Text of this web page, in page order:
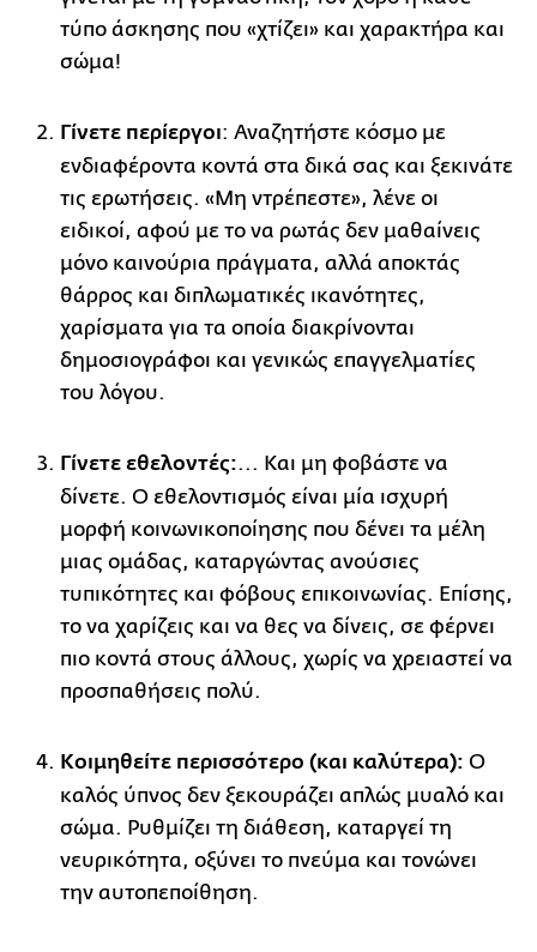
τύπο άσκησης που «χτίζει» και χαρακτήρα και
σώμα!
Γίνετε περίεργοι: Αναζητήστε κόσμο με
ενδιαφέροντα κοντά στα δικά σας και ξεκινάτε
τις ερωτήσεις. «Μη ντρέπεστε», λένε οι
ειδικοί, αφού με το να ρωτάς δεν μαθαίνεις
μόνο καινούρια πράγματα, αλλά αποκτάς
θάρρος και διπλωματικές ικανότητες,
χαρίσματα για τα οποία διακρίνονται
δημοσιογράφοι και γενικώς επαγγελματίες
του λόγου.
Γίνετε εθελοντές:... Και μη φοβάστε να
δίνετε. Ο εθελοντισμός είναι μία ισχυρή
μορφή κοινωνικοποίησης που δένει τα μέλη
μιας ομάδας, καταργώντας ανούσιες
τυπικότητες και φόβους επικοινωνίας. Επίσης,
το να χαρίζεις και να θες να δίνεις, σε φέρνει
πιο κοντά στους άλλους, χωρίς να χρειαστεί να
προσπαθήσεις πολύ.
Κοιμηθείτε περισσότερο (και καλύτερα): Ο
καλός ύπνος δεν ξεκουράζει απλώς μυαλό και
σώμα. Ρυθμίζει τη διάθεση, καταργεί τη
νευρικότητα, οξύνει το πνεύμα και τονώνει
την αυτοπεποίθηση.